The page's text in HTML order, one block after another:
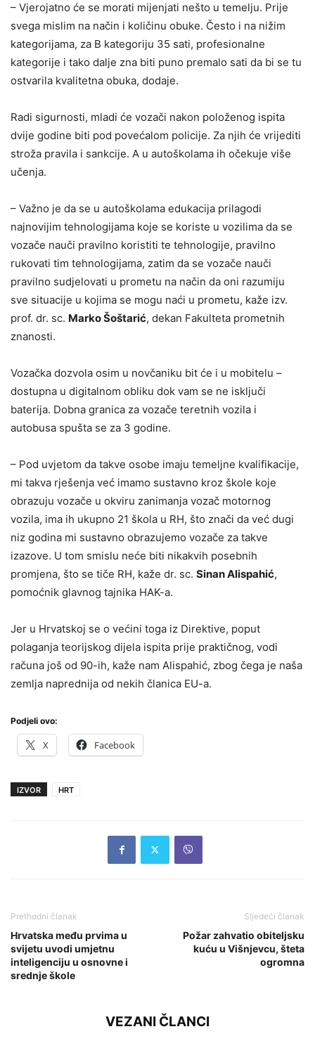
– Vjerojatno će se morati mijenjati nešto u temelju. Prije
svega mislim na način i količinu obuke. Često i na nižim
kategorijama, za B kategoriju 35 sati, profesionalne
kategorije i tako dalje zna biti puno premalo sati da bi se tu
ostvarila kvalitetna obuka, dodaje.
Radi sigurnosti, mladi će vozači nakon položenog ispita
dvije godine biti pod povećalom policije. Za njih će vrijediti
stroža pravila i sankcije. A u autoškolama ih očekuje više
učenja.
– Važno je da se u autoškolama edukacija prilagodi
najnovijim tehnologijama koje se koriste u vozilima da se
vozače nauči pravilno koristiti te tehnologije, pravilno
rukovati tim tehnologijama, zatim da se vozače nauči
pravilno sudjelovati u prometu na način da oni razumiju
sve situacije u kojima se mogu naći u prometu, kaže izv.
prof. dr. sc. Marko Šoštarić, dekan Fakulteta prometnih
znanosti.
Vozačka dozvola osim u novčaniku bit će i u mobitelu –
dostupna u digitalnom obliku dok vam se ne isključi
baterija. Dobna granica za vozače teretnih vozila i
autobusa spušta se za 3 godine.
– Pod uvjetom da takve osobe imaju temeljne kvalifikacije,
mi takva rješenja već imamo sustavno kroz škole koje
obrazuju vozače u okviru zanimanja vozač motornog
vozila, ima ih ukupno 21 škola u RH, što znači da već dugi
niz godina mi sustavno obrazujemo vozače za takve
izazove. U tom smislu neće biti nikakvih posebnih
promjena, što se tiče RH, kaže dr. sc. Sinan Alispahić,
pomoćnik glavnog tajnika HAK-a.
Jer u Hrvatskoj se o većini toga iz Direktive, poput
polaganja teorijskog dijela ispita prije praktičnog, vodi
računa još od 90-ih, kaže nam Alispahić, zbog čega je naša
zemlja naprednija od nekih članica EU-a.
Podjeli ovo:
X Facebook
IZVOR HRT
Prethodni članak
Hrvatska među prvima u
svijetu uvodi umjetnu
inteligenciju u osnovne i
srednje škole
Sljedeći članak
Požar zahvatio obiteljsku
kuću u Višnjevcu, šteta
ogromna
VEZANI ČLANCI